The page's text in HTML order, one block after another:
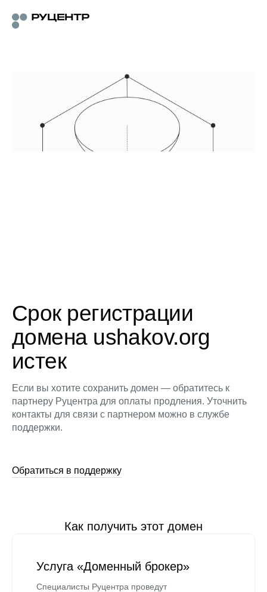
Срок регистрации
домена ushakov.org
истек
Если вы хотите сохранить домен — обратитесь к
партнеру Руцентра для оплаты продления. Уточнить
контакты для связи с партнером можно в службе
поддержки.
Обратиться в поддержку
Как получить этот домен
Услуга «Доменный брокер»
Специалисты Руцентра проведут